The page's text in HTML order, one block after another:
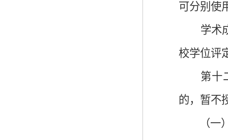
可分别使
学术
校学位评
第十
的， 暂不
（